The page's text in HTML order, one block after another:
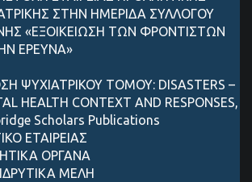
ΣΤΗΝ ΗΜΕΡΙΔΑ ΣΥΛΛΟΓΟΥ
«ΕΞΟΙΚΕΙΩΣΗ ΤΩΝ ΦΡΟΝΤΙΣΤΩΝ
ΕΡΕΥΝΑ»
ΨΥΧΙΑΤΡΙΚΟΥ ΤΟΜΟΥ: DISASTERS –
HEALTH CONTEXT AND RESPONSES,
Scholars Publications
ΕΤΑΙΡΕΙΑΣ
ΟΡΓΑΝΑ
ΙΔΡΥΤΙΚΑ ΜΕΛΗ